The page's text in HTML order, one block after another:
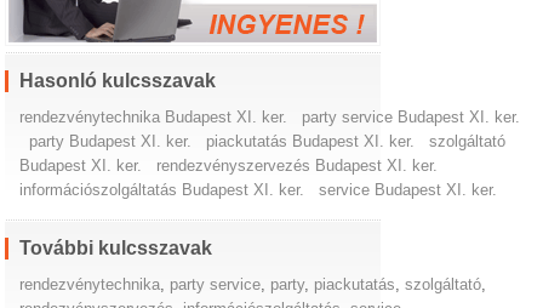
Hasonló kulcsszavak
rendezvénytechnika Budapest XI. ker.
party service Budapest XI. ker.
party Budapest XI. ker.
piackutatás Budapest XI. ker.
szolgáltató
Budapest XI. ker.
rendezvényszervezés Budapest XI. ker.
információszolgáltatás Budapest XI. ker.
service Budapest XI. ker.
További kulcsszavak
rendezvénytechnika party service party, piackutatás ,szolgáltató